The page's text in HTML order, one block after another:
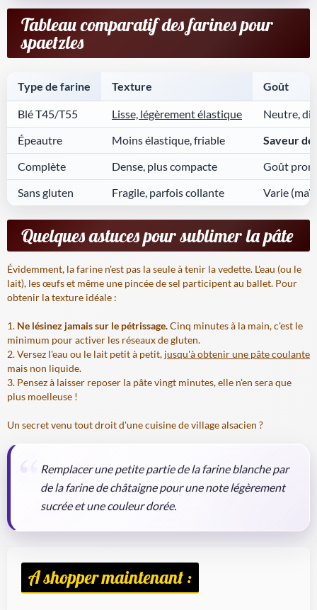
Tableau comparatif des farines pour
spaetzles
Type de farine Texture Goût
Blé T45/T55 Lisse, légèrement élastique
Neutre,
Épeautre
Moins élastique, friable
Saveur
Complète
Dense, plus compacte
Goût
Sans gluten
Fragile, parfois collante Varie
Quelques astuces pour sublimer la pâte
Évidemment, la farine n'est pas la seule à tenir la vedette. L'eau (ou le
lait), les œufs et même une pincée de sel participent au ballet. Pour
obtenir la texture idéale :
Ne lésinez jamais sur le pétrissage.Cinq minutes à la main, c'est le
minimum pour activer les réseaux de gluten.
Versez l'eau ou le lait petit à petit, jusqu'à obtenir une pâte coulante
mais non liquide.
Pensez à laisser reposer la pâte vingt minutes, elle n'en sera que
plus moelleuse !
Un secret venu tout droit d'une cuisine de village alsacien ?
Remplacer une petite partie de la farine blanche par
de la farine de châtaigne pour une note légèrement
sucrée et une couleur dorée.
A shopper maintenant :